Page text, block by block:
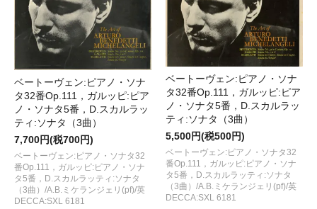
ベートーヴェン:ピアノ・ソナ
タ32番Op.111，ガルッピ:ピア
ノ・ソナタ5番，D.スカルラッ
ティ:ソナタ（3曲）
7,700円(税700円)
ベートーヴェン:ピアノ・ソナタ32
番Op.111，ガルッピ:ピアノ・ソナ
タ5番，D.スカルラッティ:ソナタ
（3曲）/A.B.ミケランジェリ(pf)/英
DECCA:SXL 6181
ベートーヴェン:ピアノ・ソナ
タ32番Op.111，ガルッピ:ピア
ノ・ソナタ5番，D.スカルラッ
ティ:ソナタ（3曲）
5,500円(税500円)
ベートーヴェン:ピアノ・ソナタ32
番Op.111，ガルッピ:ピアノ・ソナ
タ5番，D.スカルラッティ:ソナタ
（3曲）/A.B.ミケランジェリ(pf)/英
DECCA:SXL 6181